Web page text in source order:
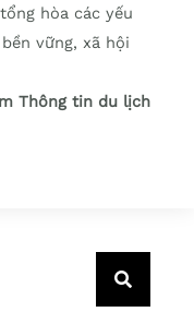
hòa các yếu
vững, xã hội
Thông tin du lịch